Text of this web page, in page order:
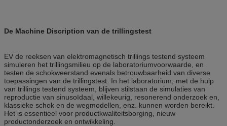
De Machine Discription van de trillingstest
EV de reeksen van elektromagnetisch trillings testend systeem
simuleren het trillingsmilieu op de laboratoriumvoorwaarde, en
testen de schokweerstand evenals betrouwbaarheid van diverse
toepassingen van de trillingstest. In het laboratorium, met de hulp
van trillings testend systeem, blijven stilstaan de simulaties van
reproductie van sinusoïdaal, willekeurig, resonerend onderzoek en,
klassieke schok en de wegmodellen, enz. kunnen worden bereikt.
Het is essentieel voor productkwaliteitsborging, nieuw
productonderzoek en ontwikkeling.